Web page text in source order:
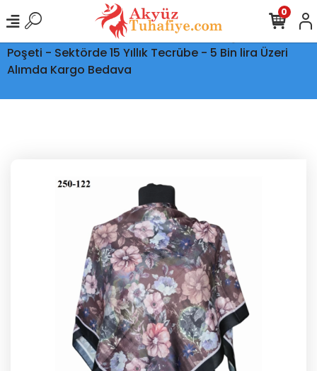
Ptt Kargo İle Tüm Türkiye'ye Teslimat - Şeffaf Kargo
Poşeti - Sektörde 15 Yıllık Tecrübe - 5 Bin lira Üzeri
Alımda Kargo Bedava
0